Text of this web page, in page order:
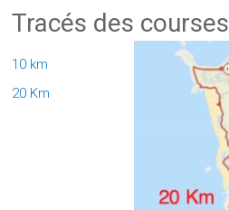
Tracés des courses
10 km
20 Km